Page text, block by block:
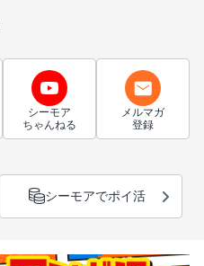
シーモア
ちゃんねる
メルマガ
登録
シーモアでポイ活